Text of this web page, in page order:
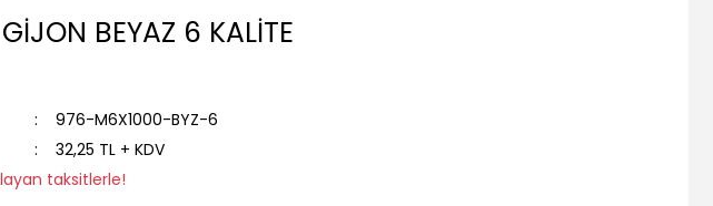
BEYAZ 6 KALİTE
976-M6X1000-BYZ-6
32,25 TL + KDV
taksitlerle!